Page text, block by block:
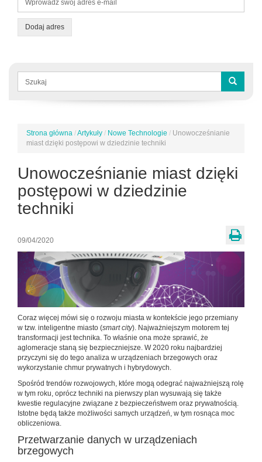
Dodaj adres
Formularz
wyszukiwania
Jesteś
tutaj
Strona główna /Artykuły / Nowe Technologie / Unowocześnianie
miast dzięki postępowi w dziedzinie techniki
Unowocześnianie miast dzięki
postępowi w dziedzinie
techniki
09/04/2020
Coraz więcej mówi się o rozwoju miasta w kontekście jego przemiany
w tzw. inteligentne miasto (smart city). Najważniejszym motorem tej
transformacji jest technika. To właśnie ona może sprawić, że
aglomeracje staną się bezpieczniejsze. W 2020 roku najbardziej
przyczyni się do tego analiza w urządzeniach brzegowych oraz
wykorzystanie chmur prywatnych i hybrydowych.
Spośród trendów rozwojowych, które mogą odegrać najważniejszą rolę
w tym roku, oprócz techniki na pierwszy plan wysuwają się także
kwestie regulacyjne związane z bezpieczeństwem oraz prywatnością.
Istotne będą także możliwości samych urządzeń, w tym rosnąca moc
obliczeniowa.
Przetwarzanie danych w urządzeniach
brzegowych